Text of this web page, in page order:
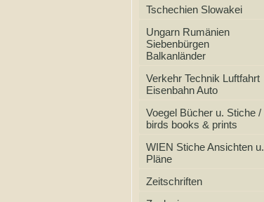
Tschechien Slowakei
Ungarn Rumänien
Siebenbürgen
Balkanländer
Verkehr Technik Luftfahrt
Eisenbahn Auto
Voegel Bücher u. Stiche /
birds books & prints
WIEN Stiche Ansichten u.
Pläne
Zeitschriften